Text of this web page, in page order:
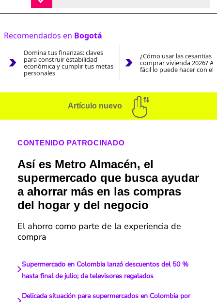
Recomendados en Bogotá
Domina tus finanzas: claves
para construir estabilidad
económica y cumplir tus metas
personales
¿Cómo usar las cesantías
comprar vivienda 2026?
fácil lo puede hacer con el
Artículo nuevo
CONTENIDO PATROCINADO
Así es Metro Almacén, el
supermercado que busca ayudar
a ahorrar más en las compras
del hogar y del negocio
El ahorro como parte de la experiencia de
compra
Supermercado en Colombia lanzó descuentos del 50 %
hasta final de julio; da televisores regalados
Delicada situación para supermercados en Colombia por